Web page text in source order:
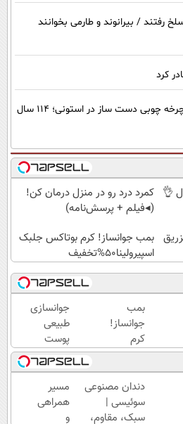
رفتند / بیرانوند و طارمی بخوانند
کرد
تاریخ به روایت تصویر/ دوچرخه چوبی دست ساز در استونی؛ 114 سال
👌 کمرد درد رو در منزل درمان کن!
(◂فیلم + پرسش‌نامه)
بمب جوانساز! کرم بوتاکس جلبک
اسپیرولینا50%تخفیف
بمب
جوانساز!
کرم
بوتاکس
جلبک
اسپیرولینا50%تخفیف
جوانسازی
طبیعی
پوست
بدون
بوتاکس و
جراحی
دندان مصنوعی
سوئیسی |
سبک، مقاوم،
مسیر
همراهی
و